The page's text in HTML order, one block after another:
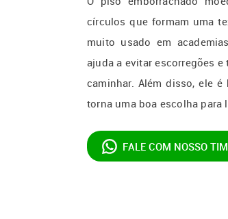
círculos que formam uma
muito usado em
ajuda a evitar escorregões
caminhar. Além disso, ele
torna uma boa escolha
FALE COM NOSSO